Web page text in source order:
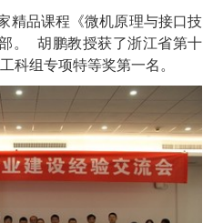
精品课程《微机原理与接口技
。
胡鹏教授获了浙江省第十
科组专项特等奖第一名。